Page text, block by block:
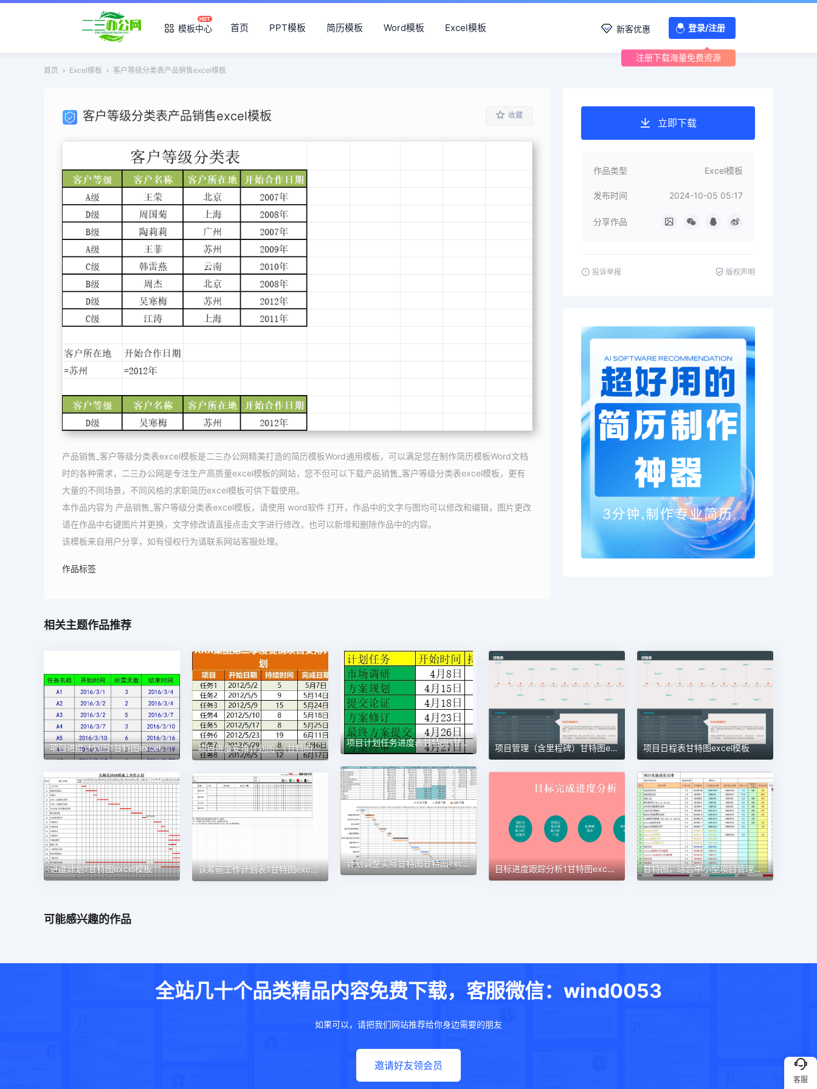
模板中心 首页 PPT模板 简历模板 Word模板 Excel模板 新客优惠 登录/注册
注册下载海量免费资源
首页 Excel模板 客户等级分类表产品销售excel模板
客户等级分类表产品销售excel模板 收藏
产品销售_客户等级分类表excel模板是二三办公网精美打造的简历模板Word通用模板，可以满足您在制作简历模板Word文档
时的各种需求，二三办公网是专注生产高质量excel模板的网站，您不但可以下载产品销售_客户等级分类表excel模板，更有
大量的不同场景，不同风格的求职简历excel模板可供下载使用。
本作品内容为 产品销售_客户等级分类表excel模板，请使用 word软件 打开，作品中的文字与图均可以修改和编辑，图片更改
请在作品中右键图片并更换，文字修改请直接点击文字进行修改，也可以新增和删除作品中的内容。
该模板来自用户分享，如有侵权行为请联系网站客服处理。
作品标签
立即下载
作品类型 Excel模板
发布时间 2024-10-05 05:17
分享作品
投诉举报 版权声明
相关主题作品推荐
项目进度计划图1甘特图excel模板 项目进度安排计划图-（甘特图）1甘特图excel模板
项目计划任务进度表甘特图1甘特图excel模板
项目管理（含里程碑）甘特图excel模板 项目日程表甘特图excel模板
进度计划1甘特图excel模板 认筹前工作计划表1甘特图excel模板
计划调整实际甘特图甘特图excel模板
目标进度跟踪分析1甘特图excel模板 甘特图，适合中小型项目管理使用甘特图excel模板
可能感兴趣的作品
全站几十个品类精品内容免费下载，客服微信：wind0053
如果可以，请把我们网站推荐给你身边需要的朋友
邀请好友领会员
客服